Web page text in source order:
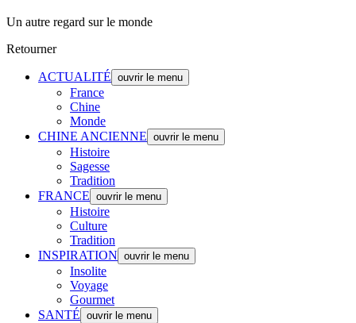
Un autre regard sur le monde
Retourner
ACTUALITÉ ouvrir le menu
France
Chine
Monde
CHINE ANCIENNE ouvrir le menu
Histoire
Sagesse
Tradition
FRANCE ouvrir le menu
Histoire
Culture
Tradition
INSPIRATION ouvrir le menu
Insolite
Voyage
Gourmet
SANTÉ ouvrir le menu